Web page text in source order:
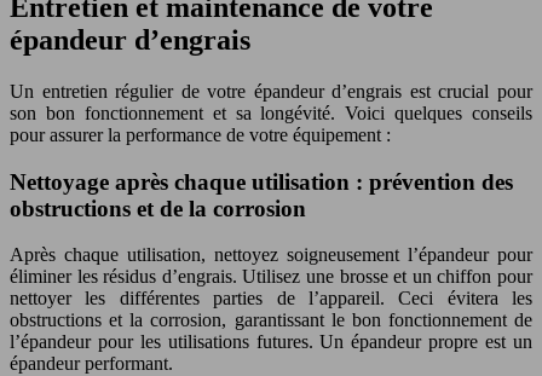
Entretien et maintenance de votre
épandeur d’engrais
Un entretien régulier de votre épandeur d’engrais est crucial pour
son bon fonctionnement et sa longévité. Voici quelques conseils
pour assurer la performance de votre équipement :
Nettoyage après chaque utilisation : prévention des
obstructions et de la corrosion
Après chaque utilisation, nettoyez soigneusement l’épandeur pour
éliminer les résidus d’engrais. Utilisez une brosse et un chiffon pour
nettoyer les différentes parties de l’appareil. Ceci évitera les
obstructions et la corrosion, garantissant le bon fonctionnement de
l’épandeur pour les utilisations futures. Un épandeur propre est un
épandeur performant.